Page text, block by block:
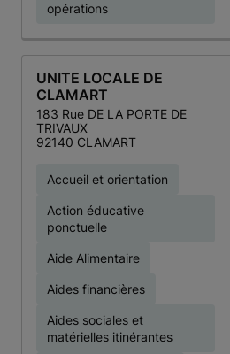
opérations
UNITE LOCALE DE
CLAMART
183 Rue DE LA PORTE DE
TRIVAUX
92140 CLAMART
Accueil et orientation
Action éducative
ponctuelle
Aide Alimentaire
Aides financières
Aides sociales et
matérielles itinérantes